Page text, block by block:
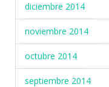
diciembre 2014
noviembre 2014
octubre 2014
septiembre 2014